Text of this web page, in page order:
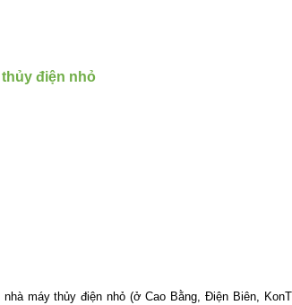
điện nhỏ
máy thủy điện nhỏ (ở Cao Bằng, Điện Biên,